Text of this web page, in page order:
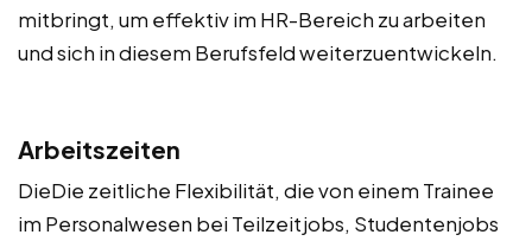
mitbringt, um effektiv im HR-Bereich zu arbeiten
und sich in diesem Berufsfeld weiterzuentwickeln.
Arbeitszeiten
DieDie zeitliche Flexibilität, die von einem Trainee
im Personalwesen bei Teilzeitjobs, Studentenjobs